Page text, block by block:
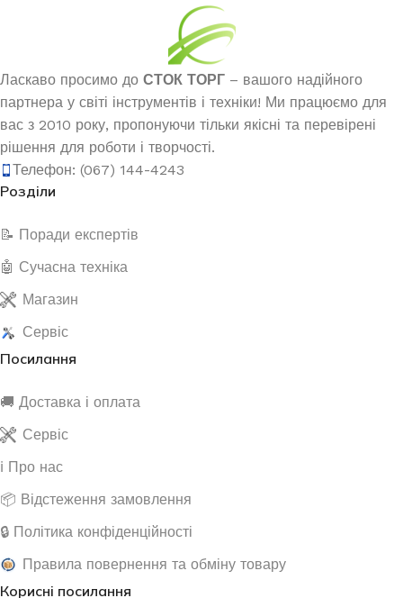
Ласкаво просимо до СТОК ТОРГ – вашого надійного
партнера у світі інструментів і техніки! Ми працюємо для
вас з 2010 року, пропонуючи тільки якісні та перевірені
рішення для роботи і творчості.
Телефон: (067) 144-4243
Розділи
📝 Поради експертів
🤖 Сучасна техніка
Магазин
Сервіс
Посилання
🚚 Доставка і оплата
Сервіс
ℹ️ Про нас
📦 Відстеження замовлення
🔒 Політика конфіденційності
Правила повернення та обміну товару
Корисні посилання